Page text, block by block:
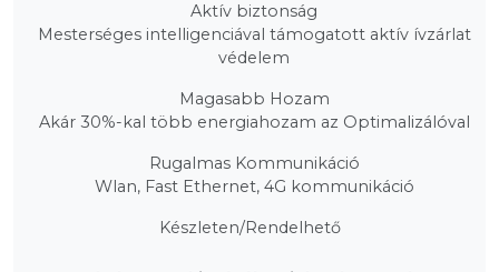
Aktív biztonság
Mesterséges intelligenciával támogatott aktív ívzárlat
védelem
Magasabb Hozam
Akár 30%-kal több energiahozam az Optimalizálóval
Rugalmas Kommunikáció
Wlan, Fast Ethernet, 4G kommunikáció
Készleten/Rendelhető